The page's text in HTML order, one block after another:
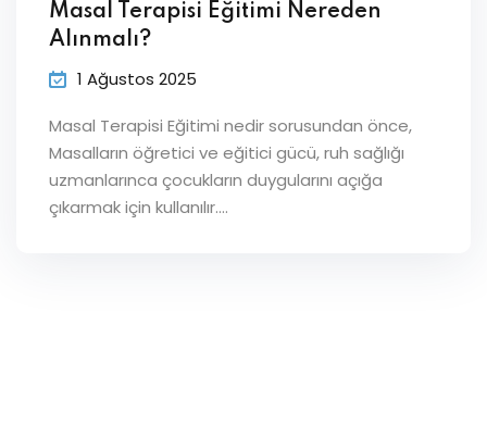
Masal Terapisi Eğitimi Nereden
Alınmalı?
1 Ağustos 2025
Masal Terapisi Eğitimi nedir sorusundan önce,
Masalların öğretici ve eğitici gücü, ruh sağlığı
uzmanlarınca çocukların duygularını açığa
çıkarmak için kullanılır.…
Beni hatırla Şifrenizi mi kaybettiniz?